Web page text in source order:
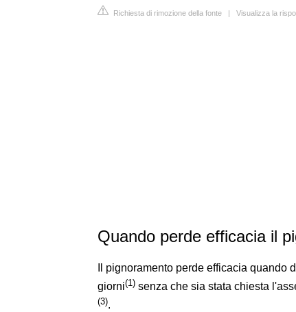
Richiesta di rimozione della fonte | Visualizza la
Quando perde efficacia il
Il pignoramento perde efficacia
giorni(1) senza che sia stata chiesta
(3).